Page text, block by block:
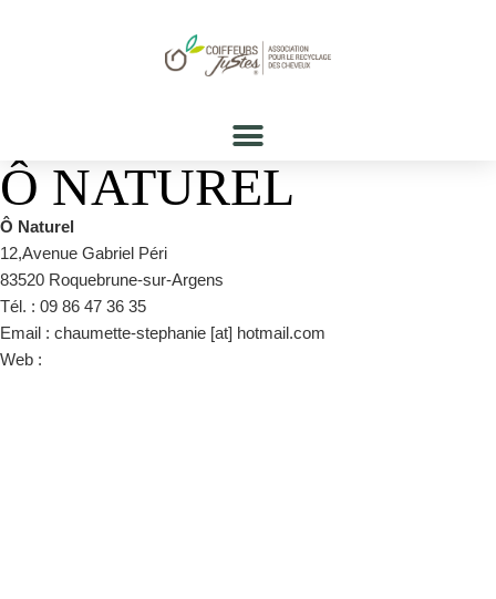
Ô NATUREL
Ô Naturel
12,Avenue Gabriel Péri
83520 Roquebrune-sur-Argens
Tél. : 09 86 47 36 35
Email : chaumette-stephanie [at] hotmail.com
Web :